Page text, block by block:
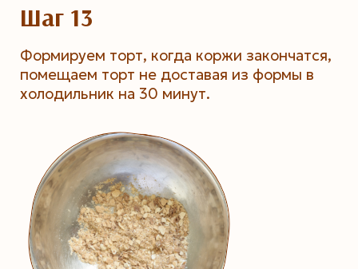
Шаг 13
Формируем торт, когда коржи закончатся,
помещаем торт не доставая из формы в
холодильник на 30 минут.